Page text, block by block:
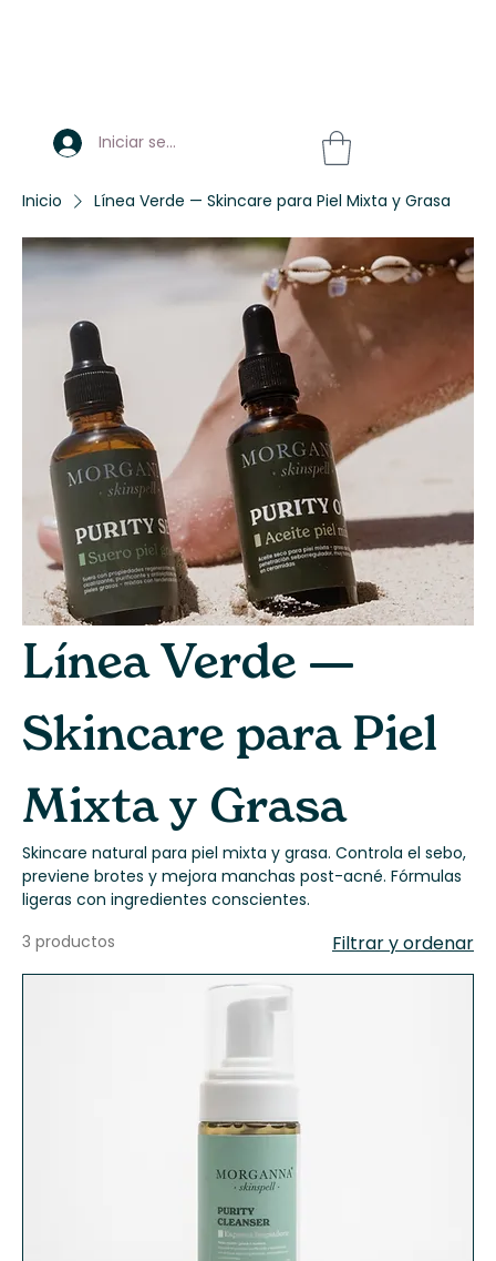
Iniciar sesión
Inicio Línea Verde — Skincare para Piel Mixta y Grasa
Línea Verde —
Skincare para Piel
Mixta y Grasa
Skincare natural para piel mixta y grasa. Controla el sebo,
previene brotes y mejora manchas post-acné. Fórmulas
ligeras con ingredientes conscientes.
3 productos
Filtrar y ordenar